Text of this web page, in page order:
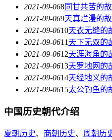
2021-09-068同甘共苦的
2021-09-069天真烂漫的
2021-09-0610天衣无缝的
2021-09-0611 天下无双的
2021-09-0612天涯海角的
2021-09-0613天罗地网的
2021-09-0614天经地义的
2021-09-0615太公钓鱼的
中国历史朝代介绍
夏朝历史、 商朝历史、 周朝历